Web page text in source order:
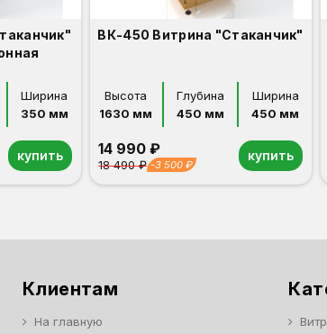
Ширина
350 мм
купить
ВК-450 Витрина "Стаканчик"
Высота
1630 мм
Глубина
450 мм
Ширина
450 мм
14 990 ₽
18 490 ₽ -3 500 ₽
купить
Клиентам
На главную